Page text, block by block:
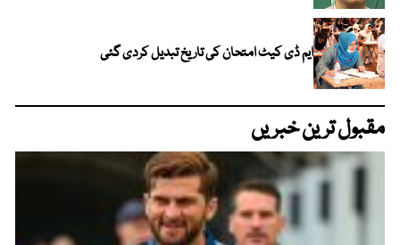
ایم ڈی کیٹ امتحان کی تاریخ تبدیل کردی گئی
مقبول ترین خبریں